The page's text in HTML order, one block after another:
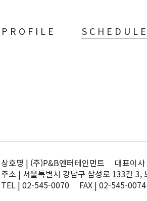
PROFILE SCHEDULE
상호명 | (주)P&B엔터테인먼트 대표이
주소 | 서울특별시 강남구 삼성로 133길 3,
TEL | 02-545-0070 FAX | 02-545-